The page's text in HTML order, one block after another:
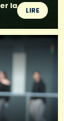
la
LIRE